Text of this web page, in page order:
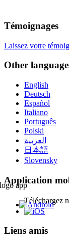
Témoignages
Laissez votre
Other
English
Deutsch
Español
Italiano
Português
Polski
العربية
日本語
Slovensky
Application
Téléchargez
Liens amis